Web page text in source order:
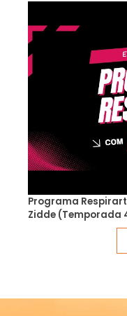
Programa
Zidde (Temporada